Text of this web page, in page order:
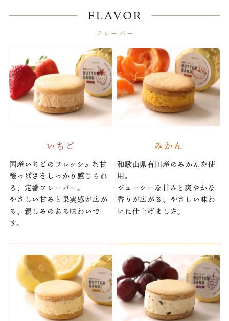
FLAVOR
フレーバー
いちご
国産いちごのフレッシュな甘
酸っぱさをしっかり感じられ
る、定番フレーバー。
やさしい甘みと果実感が広が
る、親しみのある味わいで
す。
みかん
和歌山県有田産のみかんを使
用。
ジューシーな甘みと爽やかな
香りが広がる、やさしい味わ
いに仕上げました。